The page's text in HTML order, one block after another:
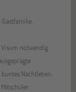
Gastfamilie,
Visum notwendig
Nachtleben,